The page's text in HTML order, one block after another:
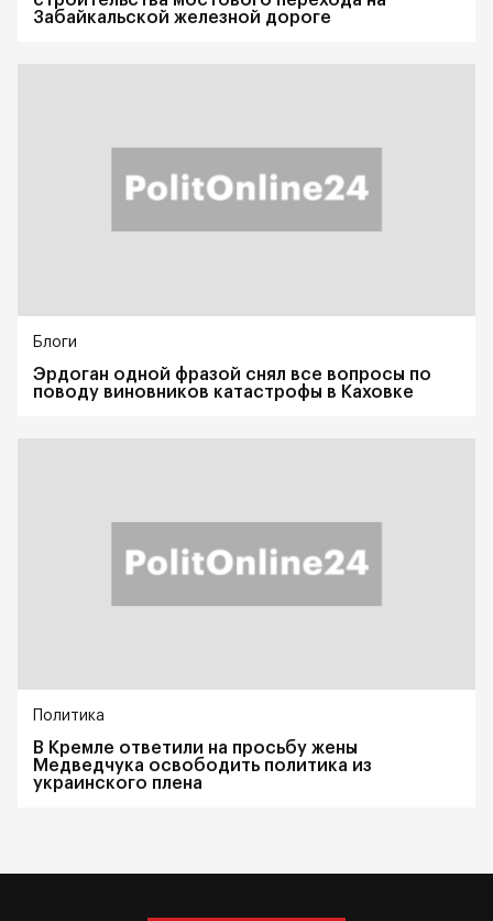
Забайкальской железной дороге
Блоги
Эрдоган одной фразой снял все вопросы по
поводу виновников катастрофы в Каховке
Политика
В Кремле ответили на просьбу жены
Медведчука освободить политика из
украинского плена